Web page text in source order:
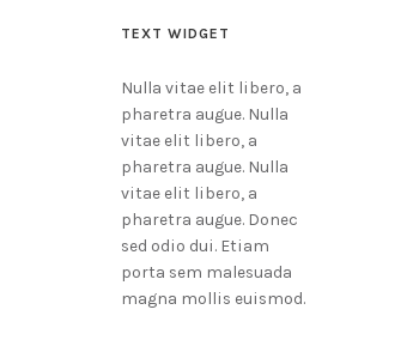
TEXT WIDGET
Nulla vitae elit libero, a
pharetra augue. Nulla
vitae elit libero, a
pharetra augue. Nulla
vitae elit libero, a
pharetra augue. Donec
sed odio dui. Etiam
porta sem malesuada
magna mollis euismod.